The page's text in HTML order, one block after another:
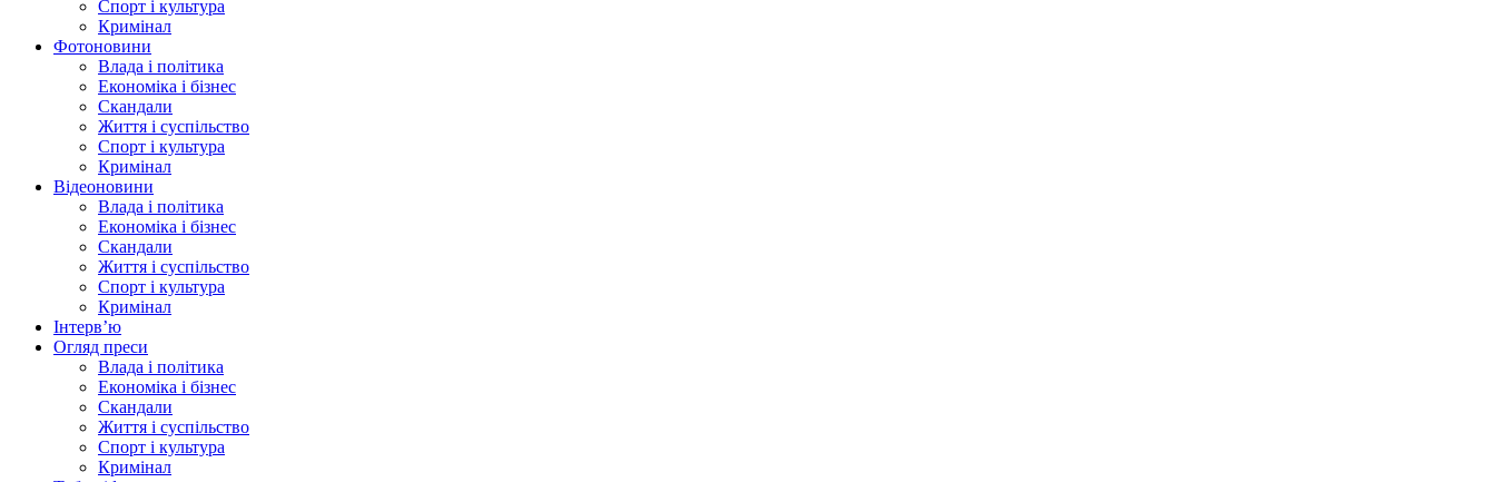
Спорт і культура
Кримінал
Фотоновини
Влада і політика
Економіка і бізнес
Скандали
Життя і суспільство
Спорт і культура
Кримінал
Відеоновини
Влада і політика
Економіка і бізнес
Скандали
Життя і суспільство
Спорт і культура
Кримінал
Інтерв’ю
Огляд преси
Влада і політика
Економіка і бізнес
Скандали
Життя і суспільство
Спорт і культура
Кримінал